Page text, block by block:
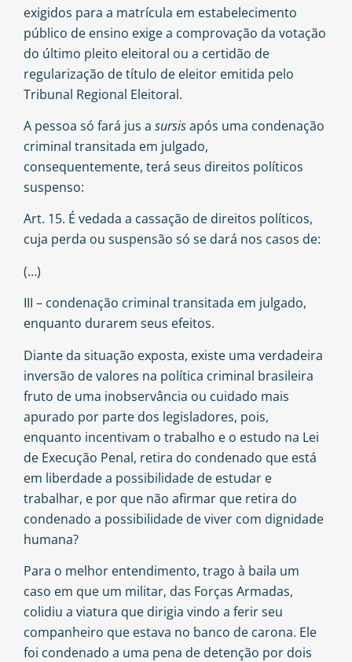
exigidos para a matrícula em estabelecimento
público de ensino exige a comprovação da votação
do último pleito eleitoral ou a certidão de
regularização de título de eleitor emitida pelo
Tribunal Regional Eleitoral.
A pessoa só fará jus a sursisapós uma condenação
criminal transitada em julgado,
consequentemente, terá seus direitos políticos
suspenso:
Art. 15. É vedada a cassação de direitos políticos,
cuja perda ou suspensão só se dará nos casos de:
(…)
III – condenação criminal transitada em julgado,
enquanto durarem seus efeitos.
Diante da situação exposta, existe uma verdadeira
inversão de valores na política criminal brasileira
fruto de uma inobservância ou cuidado mais
apurado por parte dos legisladores, pois,
enquanto incentivam o trabalho e o estudo na Lei
de Execução Penal, retira do condenado que está
em liberdade a possibilidade de estudar e
trabalhar, e por que não afirmar que retira do
condenado a possibilidade de viver com dignidade
humana?
Para o melhor entendimento, trago à baila um
caso em que um militar, das Forças Armadas,
colidiu a viatura que dirigia vindo a ferir seu
companheiro que estava no banco de carona. Ele
foi condenado a uma pena de detenção por dois